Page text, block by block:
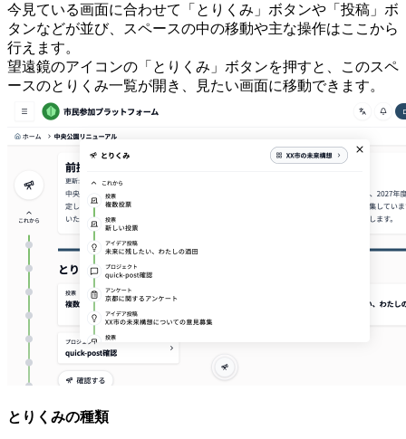
今見ている画面に合わせて「とりくみ」ボタンや「投稿」ボ
タンなどが並び、スペースの中の移動や主な操作はここから
行えます。
望遠鏡のアイコンの「とりくみ」ボタンを押すと、このスペ
ースのとりくみ一覧が開き、見たい画面に移動できます。
とりくみの種類